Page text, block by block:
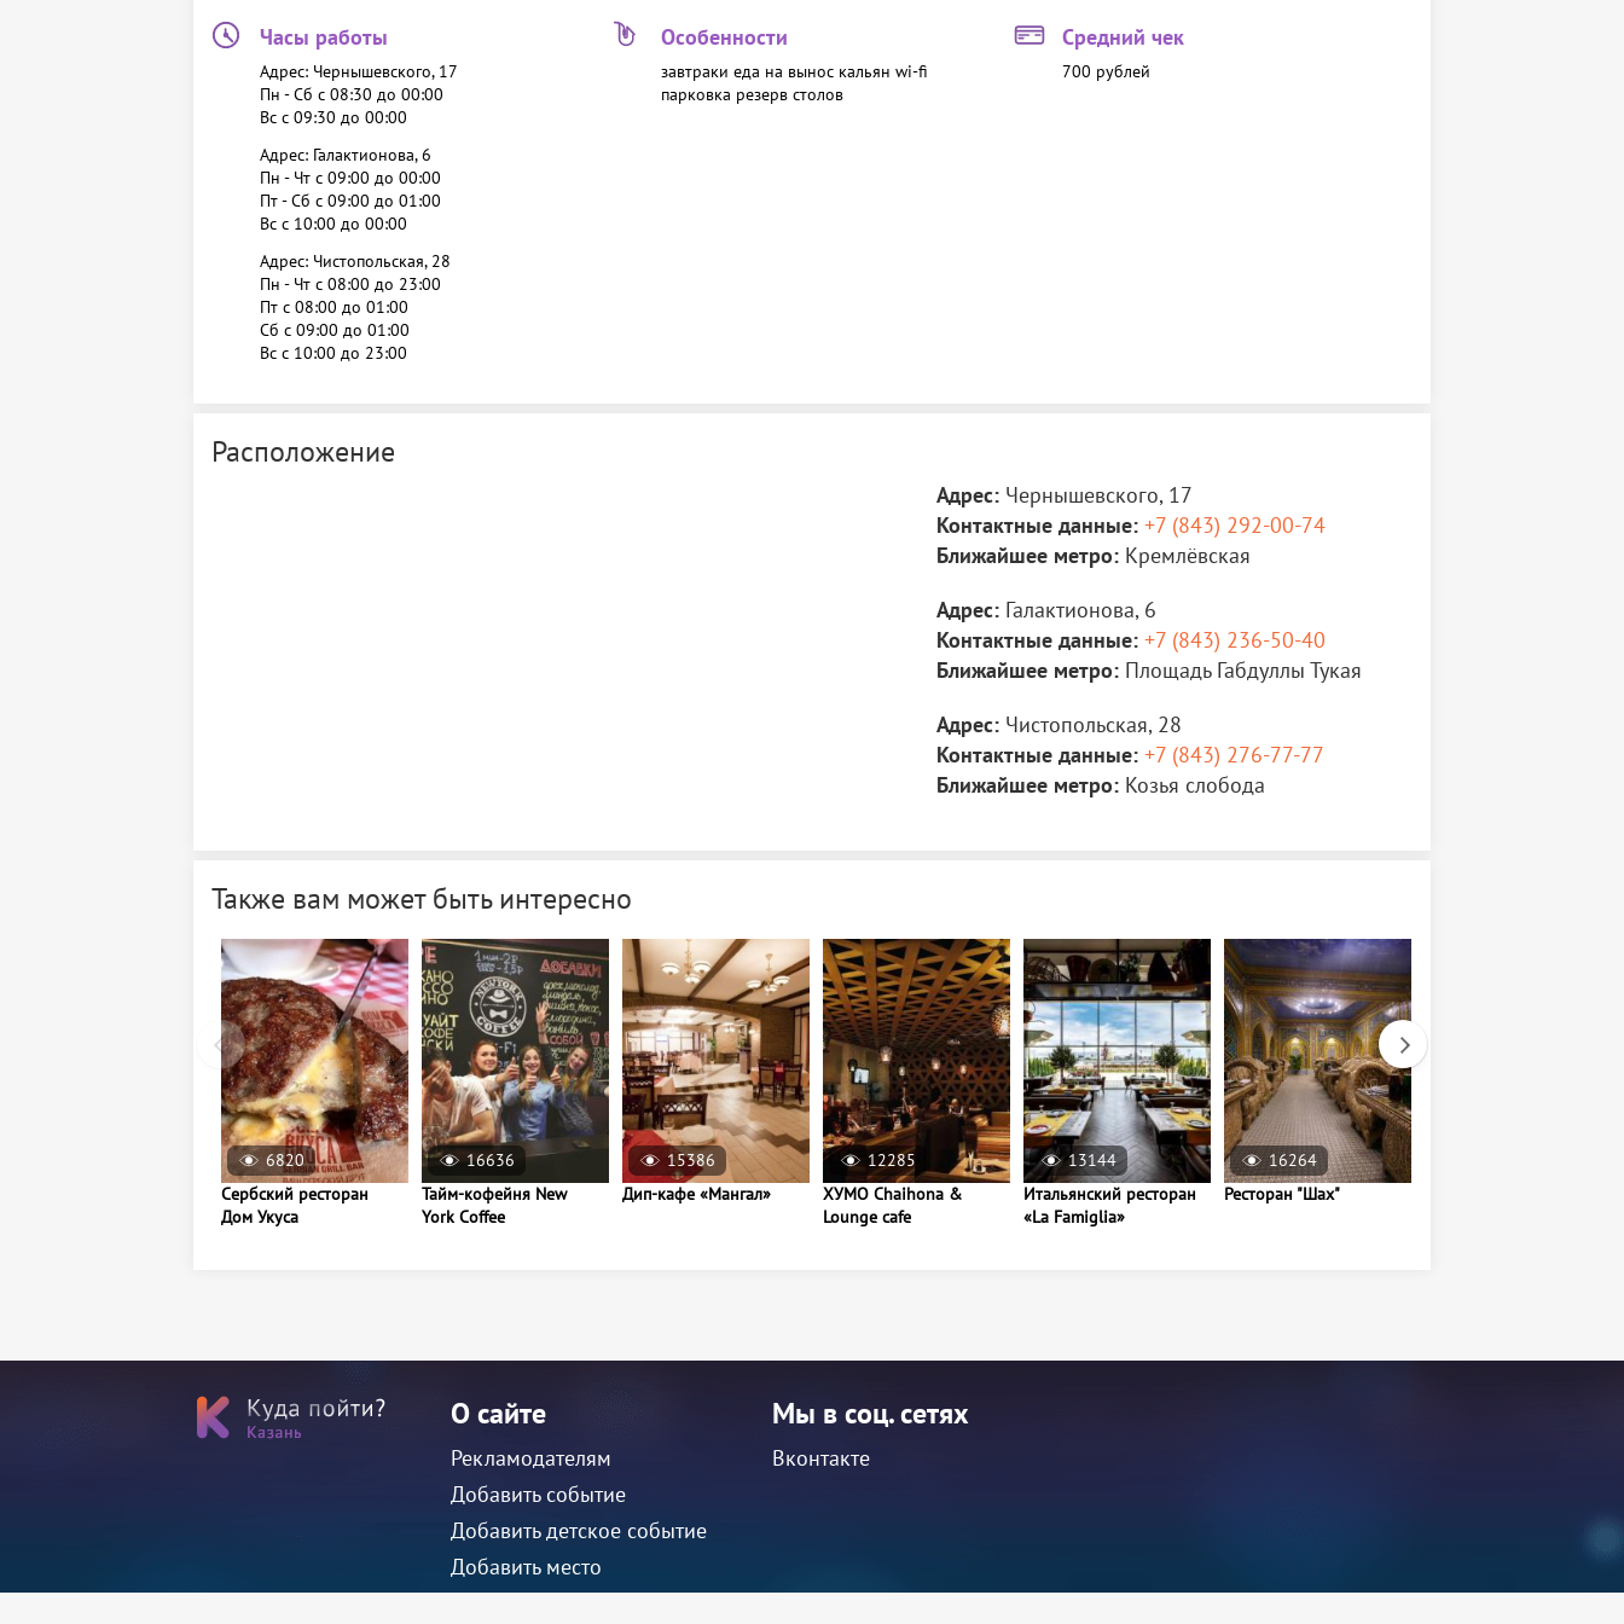
Часы работы
Адрес: Чернышевского, 17
Пн - Сб c 08:30 до 00:00
Вс c 09:30 до 00:00
Адрес: Галактионова, 6
Пн - Чт c 09:00 до 00:00
Пт - Сб c 09:00 до 01:00
Вс c 10:00 до 00:00
Адрес: Чистопольская, 28
Пн - Чт c 08:00 до 23:00
Пт c 08:00 до 01:00
Сб c 09:00 до 01:00
Вс c 10:00 до 23:00
Особенности
завтраки еда на вынос кальян wi-fi
парковка резерв столов
Средний чек
700 рублей
Расположение
Адрес: Чернышевского, 17
Контактные данные: +7 (843) 292-00-74
Ближайшее метро: Кремлёвская
Адрес: Галактионова, 6
Контактные данные: +7 (843) 236-50-40
Ближайшее метро: Площадь Габдуллы Тукая
Адрес: Чистопольская, 28
Контактные данные: +7 (843) 276-77-77
Ближайшее метро: Козья слобода
Также вам может быть интересно
6820
Сербский ресторан
Дом Укуса
16636
Тайм-кофейня New
York Coffee
15386
Дип-кафе «Мангал»
12285
ХУМО Chaihona &
Lounge cafe
13144
Итальянский ресторан
«La Famiglia»
16264
Ресторан "Шах"
О сайте
Рекламодателям
Добавить событие
Добавить детское событие
Добавить место
Мы в соц. сетях
Вконтакте